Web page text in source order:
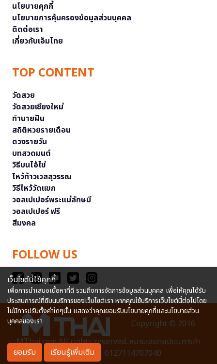
นโยบายคุกกี้
นโยบายการคุ้มครองข้อมูลส่วนบุคคล
ติดต่อเรา
เกี่ยวกับเอ็มไทย
TOP CONTENT
วัดสวย
วัดสวยเชียงใหม่
ทำนายฝัน
สถิติหวยรายเดือน
ดวงรายวัน
บทสวดมนต์
วิธีบนไอ้ไข่
ไหว้ท้าวเวสสุวรรณ
วิธีไหว้วัดแขก
วอลเปเปอร์พระแม่ลักษมี
วอลเปเปอร์ ฟรี
สีมงคล
FOLLOW US
Copyright © 2016
MThai.com All rights reserved. หมายเลขทะเบียนการค้า
อิเล็กทรอนิกส์ : 0127114707040
เว็บไซต์นี้ใช้คุกกี้
เพื่อการนำเสนอเนื้อหาที่ดี รวมถึงการจัดการข้อมูลส่วนบุคคล เพื่อให้คุณได้รับ
ประสบการณ์ที่ดีบนบริการของเว็บไซต์เรา หากคุณใช้บริการเว็บไซต์นี้ต่อไปโดย
ไม่มีการปรับตั้งค่าใดๆนั้น แสดงว่าคุณยอมรับนโยบายคุกกี้และนโยบายส่วน
บุคคลของเรา
ยอมรับ เรียนรู้เพิ่มเติม